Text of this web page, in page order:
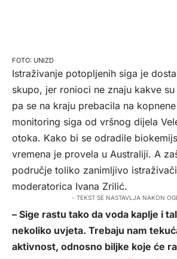
UNIZD
Istraživanje potopljenih siga je
skupo, jer ronioci ne znaju kakve
pa se na kraju prebacila na
monitoring siga od vršnog dijela
otoka. Kako bi se odradile
vremena je provela u Australiji. A
područje toliko zanimljivo
moderatorica Ivana Zrilić.
- TEKST SE NASTAVLJA NAKON
– Sige rastu tako da voda kaplje i
nekoliko uvjeta. Trebaju nam
aktivnost, odnosno biljke koje će